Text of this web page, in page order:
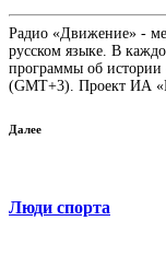
Радио «Движение» -
русском языке. В
программы об истории
(GMT+3). Проект ИА
Далее
Люди спорта